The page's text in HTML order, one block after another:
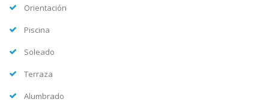
Orientación
Piscina
Soleado
Terraza
Alumbrado